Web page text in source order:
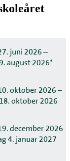
juni 2026 –
august 2026*
oktober 2026 –
oktober 2026
december 2026
4. januar 2027